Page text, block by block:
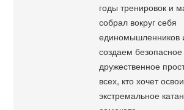
годы тренировок и
собрал вокруг себя
единомышленников
создаем безопасное
дружественное
всех, кто хочет
экстремальное